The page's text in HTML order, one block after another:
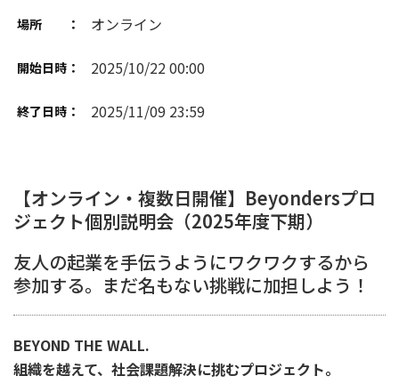
場所 ： オンライン
開始日時： 2025/10/22 00:00
終了日時： 2025/11/09 23:59
【オンライン・複数日開催】Beyondersプロ
ジェクト個別説明会（2025年度下期）
友人の起業を手伝うようにワクワクするから
参加する。まだ名もない挑戦に加担しよう！
BEYOND THE WALL.
組織を越えて、社会課題解決に挑むプロジェクト。